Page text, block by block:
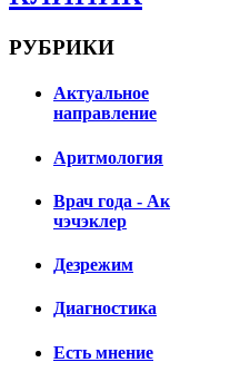
РУБРИКИ
Актуальное
направление
Аритмология
Врач года - Ак
чэчэклер
Дезрежим
Диагностика
Есть мнение